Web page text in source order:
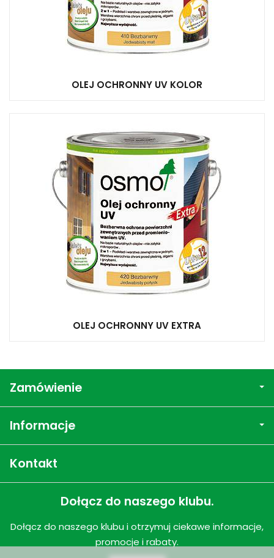
OLEJ OCHRONNY UV KOLOR
OLEJ OCHRONNY UV EXTRA
Zamówienie
Informacje
Kontakt
Dołącz do naszego klubu.
Dołącz do naszego klubu i otrzymuj ciekawe informacje,
promocje i rabaty.